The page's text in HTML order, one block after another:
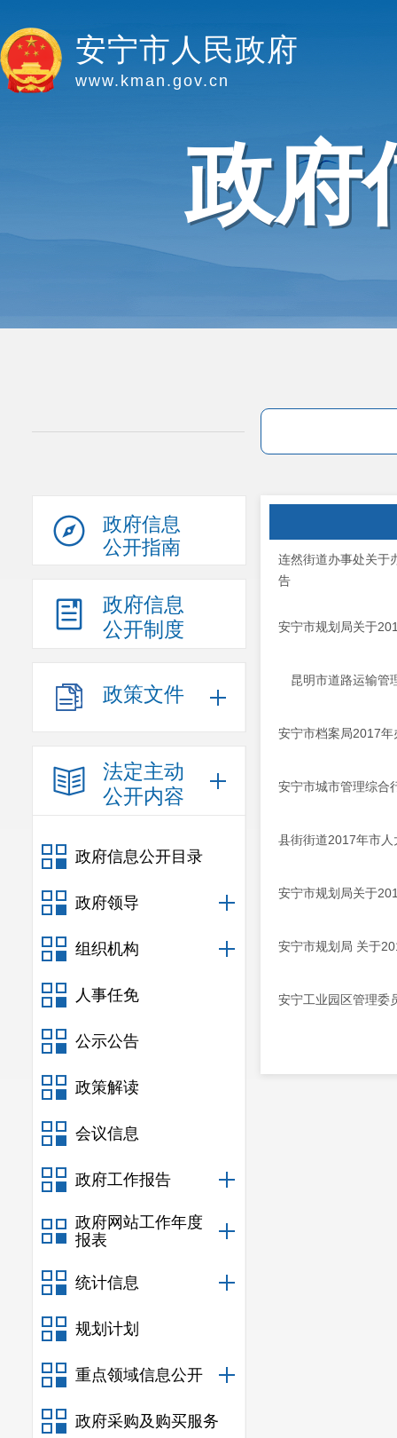
安宁市人民政府
www.kman.gov.cn
政府
政府信息
公开指南
政府信息
公开制度
政策文件
法定主动
公开内容
政府信息公开目录
政府领导
组织机构
人事任免
公示公告
政策解读
会议信息
政府工作报告
政府网站工作年度
报表
统计信息
规划计划
重点领域信息公开
政府采购及购买服务
连然街道办事处关于
告
安宁市规划局关于
昆明市道路运输管
安宁市档案局2017
安宁市城市管理综合
县街街道2017年市
安宁市规划局关于
安宁市规划局 关于
安宁工业园区管理委